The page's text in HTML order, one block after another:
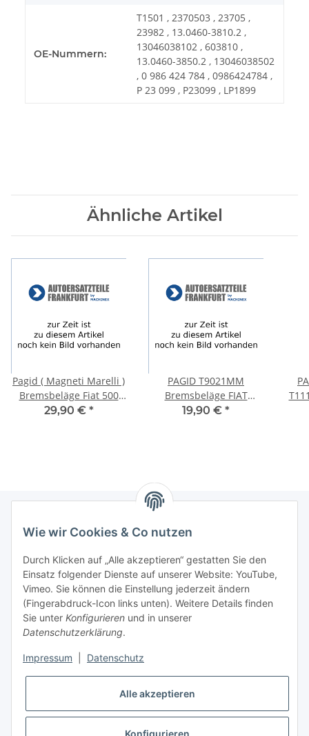
OE-Nummern:
T1501 , 2370503 , 23705 ,
23982 , 13.0460-3810.2 ,
13046038102 , 603810 ,
13.0460-3850.2 , 13046038502
, 0 986 424 784 , 0986424784 ,
P 23 099 , P23099 , LP1899
Ähnliche Artikel
Pagid ( Magneti Marelli )
Bremsbeläge Fiat 500
Ford Ka VORNE T2215
29,90 € *
PAGID T9021MM
Bremsbeläge FIAT
CINQUECENTO (170_) +
19,90 € *
Bitte senden Sie mir entsprechend Ihrer
Datenschutzerklärungregelmäßig und jederzeit widerruflich
Informationen zu Ihrem Produktsortiment per E-Mail zu.
Gesetzliche Informationen
Wie wir Cookies & Co nutzen
Durch Klicken auf „Alle akzeptieren“ gestatten Sie den
Einsatz folgender Dienste auf unserer Website: YouTube,
Vimeo. Sie können die Einstellung jederzeit ändern
(Fingerabdruck-Icon links unten). Weitere Details finden
Sie unter Konfigurieren und in unserer
Datenschutzerklärung.
Impressum Datenschutz
Alle akzeptieren